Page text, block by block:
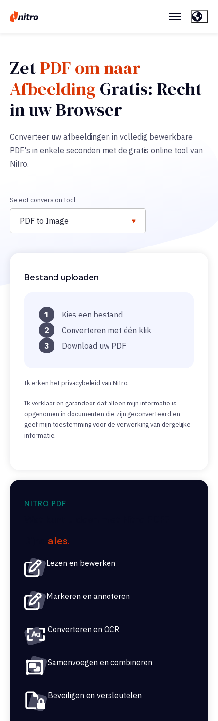
Zet PDF om naar
Afbeelding Gratis: Recht
in uw Browser
Converteer uw afbeeldingen in volledig bewerkbare
PDF's in enkele seconden met de gratis online tool van
Nitro.
Select conversion tool
PDF to Image
Bestand uploaden
1
Kies een bestand
2
Converteren met één klik
3
Download uw PDF
Ik erken het privacybeleid van Nitro.
Ik verklaar en garandeer dat alleen mijn informatie is
opgenomen in documenten die zijn geconverteerd en
geef mijn toestemming voor de verwerking van dergelijke
informatie.
NITRO PDF
alles.
Lezen en bewerken
Markeren en annoteren
Converteren en OCR
Samenvoegen en combineren
Beveiligen en versleutelen